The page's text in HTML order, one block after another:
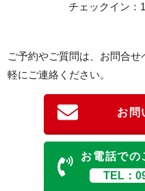
チェックイン：
ご予約やご質問は、お問合
軽にご連絡ください。
お問
お電話での
TEL：